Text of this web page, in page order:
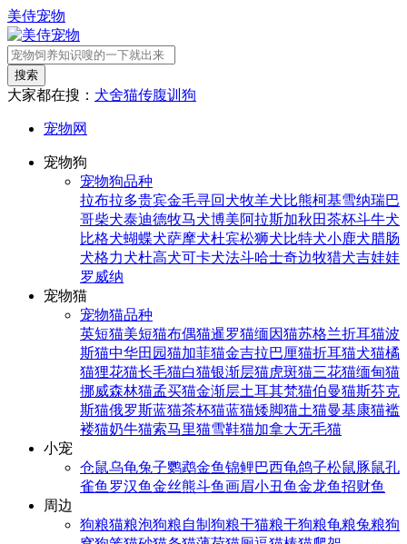
美侍宠物
搜索
大家都在搜： 犬舍猫传腹训狗
宠物网
宠物狗
宠物狗品种
拉布拉多贵宾金毛寻回犬牧羊犬比熊柯基雪纳瑞巴
哥柴犬泰迪德牧马犬博美阿拉斯加秋田茶杯斗牛犬
比格犬蝴蝶犬萨摩犬杜宾松狮犬比特犬小鹿犬腊肠
犬格力犬杜高犬可卡犬法斗哈士奇边牧猎犬吉娃娃
罗威纳
宠物猫
宠物猫品种
英短猫美短猫布偶猫暹罗猫缅因猫苏格兰折耳猫波
斯猫中华田园猫加菲猫金吉拉巴厘猫折耳猫犬猫橘
猫狸花猫长毛猫白猫银渐层猫虎斑猫三花猫缅甸猫
挪威森林猫孟买猫金渐层土耳其梵猫伯曼猫斯芬克
斯猫俄罗斯蓝猫茶杯猫蓝猫矮脚猫土猫曼基康猫褴
褛猫奶牛猫索马里猫雪鞋猫加拿大无毛猫
小宠
仓鼠乌龟兔子鹦鹉金鱼锦鲤巴西龟鸽子松鼠豚鼠孔
雀鱼 罗汉鱼金丝熊斗鱼画眉小丑鱼金龙鱼招财鱼
周边
狗粮猫粮泡狗粮自制狗粮干猫粮干狗粮龟粮兔粮狗